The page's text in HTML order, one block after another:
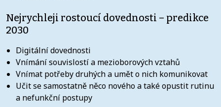
Nejrychleji rostoucí dovednosti – predikce
2030​
Digitální dovednosti ​
Vnímání souvislostí a mezioborových vztahů ​
Vnímat potřeby druhých ​a umět o nich komunikovat ​
Učit se samostatně něco nového ​a také opustit rutinu
a nefunkční postupy